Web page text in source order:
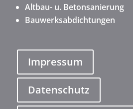
Altbau- u. Betonsanierung
Bauwerksabdichtungen
Impressum
Datenschutz